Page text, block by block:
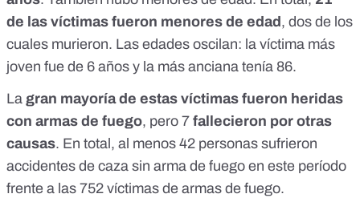
de las víctimas fueron menores de edad , dos de los
cuales murieron. Las edades oscilan: la víctima más
joven fue de 6 años y la más anciana tenía 86.
La gran mayoría de estas víctimas fueron heridas
con armas de fuego, pero 7 fallecieron por otras
causas. En total, al menos 42 personas sufrieron
accidentes de caza sin arma de fuego en este período
frente a las 752 víctimas de armas de fuego.